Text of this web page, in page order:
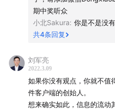
书的实践专家 ，手把手帮你
公众号/微博：飞书
本节目由@声动活泼制作播出
【加入听友群】
如果你喜欢这档节目并想和
道合的朋友，欢迎加入我们
“feishuokr”，并备注你的姓
这几个观点启发了我：我们
出来的（实际上这很少），
为自己所用，是否有去实践
以及在需要的时候随时能调
在这之前，需要培养自己的
看一些历久弥新经得起时间
少楠提到的【关注半衰期长
期中奖听众
小北Sakura: 你是不是没
共4条回复
刘军亮
2022.3.09
如果你没有观点，你就不值
件客户端的创始人。
想来确实如此，信息的流动